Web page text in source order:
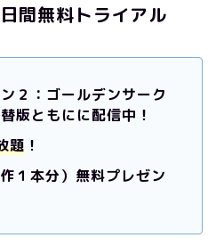
間無料トライアル
２：ゴールデンサーク
版ともにに配信中！
題 ！
１本分）無料プレゼン